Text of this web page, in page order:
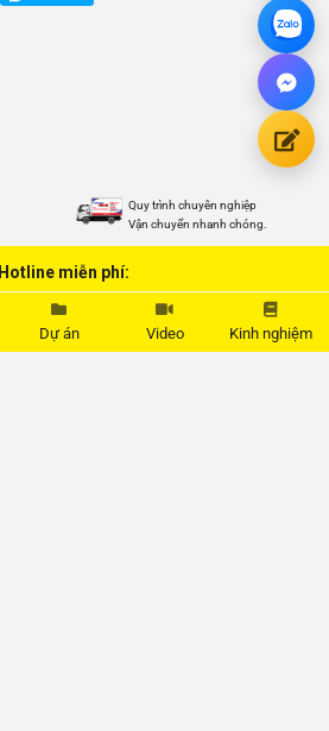
Quy trình chuyên nghiệp
Vận chuyển nhanh chóng.
Hotline miễn phí:
Dự án Video Kinh nghiệm